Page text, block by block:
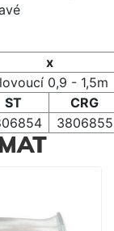
x
0,9 - 1,5m
ST
CRG
3806855